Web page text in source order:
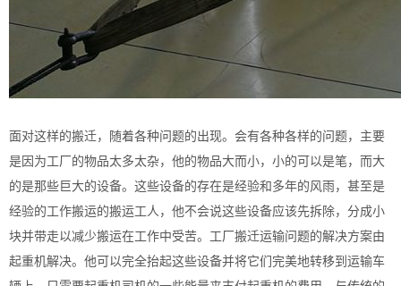
面对这样的搬迁，随着各种问题的出现。会有各种各样的问题，主要
是因为工厂的物品太多太杂，他的物品大而小，小的可以是笔，而大
的是那些巨大的设备。这些设备的存在是经验和多年的风雨，甚至是
经验的工作搬运的搬运工人，他不会说这些设备应该先拆除，分成小
块并带走以减少搬运在工作中受苦。工厂搬迁运输问题的解决方案由
起重机解决。他可以完全抬起这些设备并将它们完美地转移到运输车